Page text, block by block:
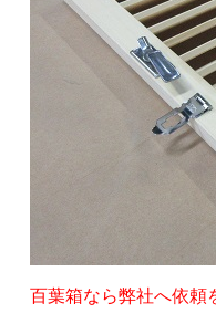
百葉箱なら弊社へ依頼